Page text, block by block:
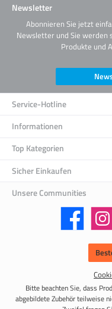
Newsletter
Abonnieren Sie jetzt
Newsletter und Sie werden
Produkte und
Service-Hotline
Informationen
Top Kategorien
Sicher Einkaufen
Unsere Communities
Facebook
Bitte beachten Sie, dass
abgebildete Zubehör teilweise